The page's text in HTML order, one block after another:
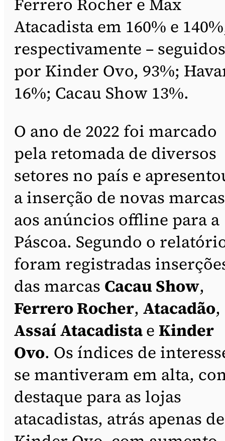
Atacadista em 160% e
respectivamente – seguidos
por Kinder Ovo, 93%;
16%; Cacau Show 13%.
O ano de 2022 foi marcado
pela retomada de diversos
setores no país e
a inserção de novas marcas
aos anúncios offline para a
Páscoa. Segundo o
foram registradas
das marcas Cacau Show,
Ferrero Rocher, Atacadão,
AssaíAtacadistae Kinder
Ovo. Os índices de
se mantiveram em alta,
destaque para as lojas
atacadistas, atrás apenas de